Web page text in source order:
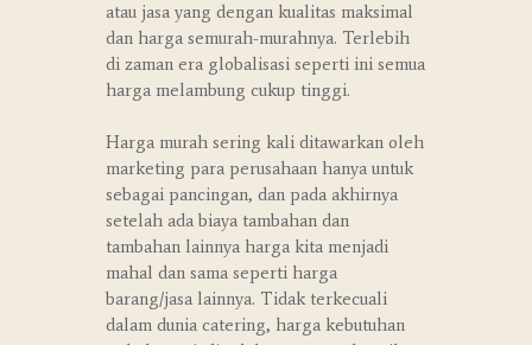
atau jasa yang dengan kualitas maksimal
dan harga semurah-murahnya. Terlebih
di zaman era globalisasi seperti ini semua
harga melambung cukup tinggi.
Harga murah sering kali ditawarkan oleh
marketing para perusahaan hanya untuk
sebagai pancingan, dan pada akhirnya
setelah ada biaya tambahan dan
tambahan lainnya harga kita menjadi
mahal dan sama seperti harga
barang/jasa lainnya. Tidak terkecuali
dalam dunia catering, harga kebutuhan